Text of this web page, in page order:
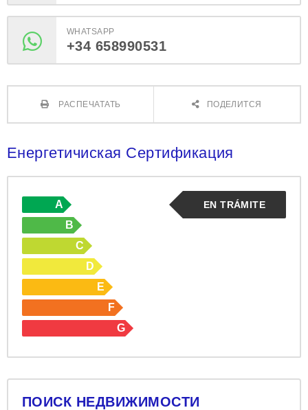
WHATSAPP
+34 658990531
РАСПЕЧАТАТЬ ПОДЕЛИТСЯ
Енергетичиская Сертификация
EN TRÁMITE
A
B
C
D
E
F
G
ПОИСК НЕДВИЖИМОСТИ